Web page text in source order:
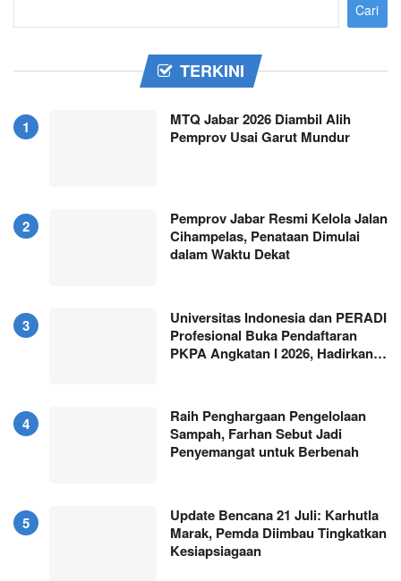
Cari
TERKINI
MTQ Jabar 2026 Diambil Alih
Pemprov Usai Garut Mundur
Pemprov Jabar Resmi Kelola Jalan
Cihampelas, Penataan Dimulai
dalam Waktu Dekat
Universitas Indonesia dan PERADI
Profesional Buka Pendaftaran
PKPA Angkatan I 2026, Hadirkan…
Raih Penghargaan Pengelolaan
Sampah, Farhan Sebut Jadi
Penyemangat untuk Berbenah
Update Bencana 21 Juli: Karhutla
Marak, Pemda Diimbau Tingkatkan
Kesiapsiagaan